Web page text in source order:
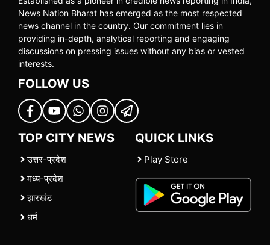
News Nation Bharat has emerged as the most respected
news channel in the country. Our commitment lies in
providing in-depth, analytical reporting and engaging
discussions on pressing issues without any bias or vested
interests.
FOLLOW US
TOP CITY NEWS
उत्तर-प्रदेश
मध्य-प्रदेश
झारखंड
धर्म
QUICK LINKS
Play Store